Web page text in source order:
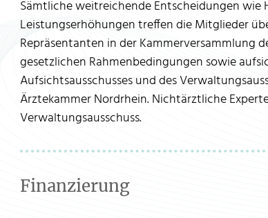
Sämtliche weitreichende Entscheidungen wie
Leistungserhöhungen treffen die Mitglieder
Repräsentanten in der Kammerversammlung
gesetzlichen Rahmenbedingungen sowie
Aufsichtsausschusses und des
Ärztekammer Nordrhein. Nichtärztliche
Verwaltungsausschuss.
Finanzierung